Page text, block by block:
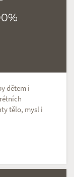
dětem i
tělo, mysl i
Profil terapeuta